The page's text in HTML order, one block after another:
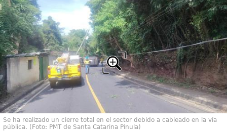
Se ha realizado un cierre total en el sector debido a cableado en la vía
pública. (Foto: PMT de Santa Catarina Pinula)